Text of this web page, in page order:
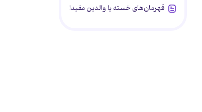
قهرمان‌های خسته یا والدین مفید!